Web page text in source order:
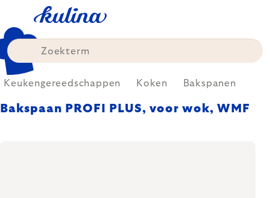
content
Keukengereedschappen Koken Bakspanen
Bakspaan PROFI PLUS, voor wok, WMF